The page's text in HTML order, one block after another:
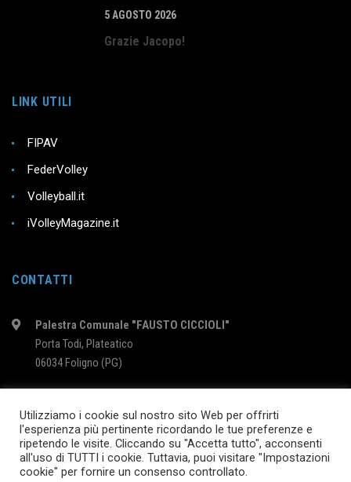
5 AGOSTO 2026
Grazie Jacopo!
LINK UTILI
FIPAV
FederVolley
Volleyball.it
iVolleyMagazine.it
CONTATTI
Palestra Comunale "FAUSTO CICCIOLI"
Porta Todi, Plateatico
06034 Foligno (PG)
2024 © InterVolleyFoligno.it | P.I. 02895760540
SEGUICI SU
Utilizziamo i cookie sul nostro sito Web per offrirti
l'esperienza più pertinente ricordando le tue preferenze e
ripetendo le visite. Cliccando su "Accetta tutto", acconsenti
all'uso di TUTTI i cookie. Tuttavia, puoi visitare "Impostazioni
cookie" per fornire un consenso controllato.